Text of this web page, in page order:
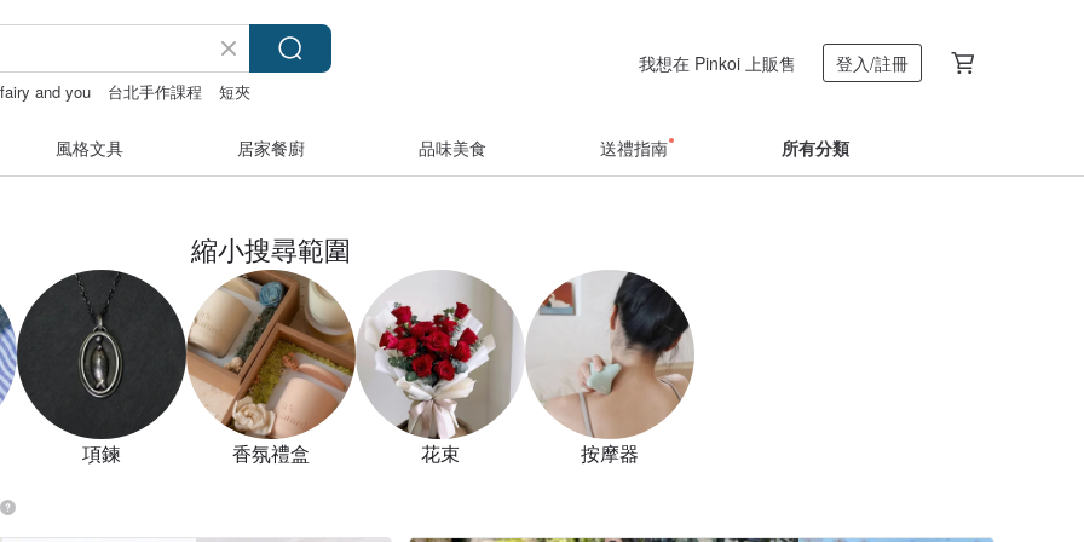
fairy and you 台北手作課程 短夾
我想在 Pinkoi 上販售 登入/註冊
風格文具 居家餐廚 品味美食 送禮指南 所有分類
縮小搜尋範圍
項鍊 香氛禮盒 花束 按摩器